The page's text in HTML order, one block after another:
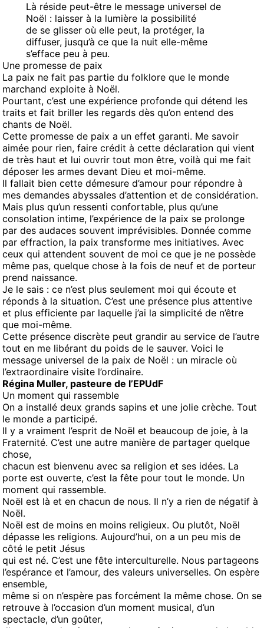
Là réside peut-être le message universel de
Noël : laisser à la lumière la possibilité
de se glisser où elle peut, la protéger, la
diffuser, jusqu’à ce que la nuit elle-même
s’efface peu à peu.
Une promesse de paix
La paix ne fait pas partie du folklore que le monde
marchand exploite à Noël.
Pourtant, c’est une expérience profonde qui détend les
traits et fait briller les regards dès qu’on entend des
chants de Noël.
Cette promesse de paix a un effet garanti. Me savoir
aimée pour rien, faire crédit à cette déclaration qui vient
de très haut et lui ouvrir tout mon être, voilà qui me fait
déposer les armes devant Dieu et moi-même.
Il fallait bien cette démesure d’amour pour répondre à
mes demandes abyssales d’attention et de considération.
Mais plus qu’un ressenti confortable, plus qu’une
consolation intime, l’expérience de la paix se prolonge
par des audaces souvent imprévisibles. Donnée comme
par effraction, la paix transforme mes initiatives. Avec
ceux qui attendent souvent de moi ce que je ne possède
même pas, quelque chose à la fois de neuf et de porteur
prend naissance.
Je le sais : ce n’est plus seulement moi qui écoute et
réponds à la situation. C’est une présence plus attentive
et plus efficiente par laquelle j’ai la simplicité de n’être
que moi-même.
Cette présence discrète peut grandir au service de l’autre
tout en me libérant du poids de le sauver. Voici le
message universel de la paix de Noël : un miracle où
l’extraordinaire visite l’ordinaire.
Régina Muller, pasteure de l’EPUdF
Un moment qui rassemble
On a installé deux grands sapins et une jolie crèche. Tout
le monde a participé.
Il y a vraiment l’esprit de Noël et beaucoup de joie, à la
Fraternité. C’est une autre manière de partager quelque
chose,
chacun est bienvenu avec sa religion et ses idées. La
porte est ouverte, c’est la fête pour tout le monde. Un
moment qui rassemble.
Noël est là et en chacun de nous. Il n’y a rien de négatif à
Noël.
Noël est de moins en moins religieux. Ou plutôt, Noël
dépasse les religions. Aujourd’hui, on a un peu mis de
côté le petit Jésus
qui est né. C’est une fête interculturelle. Nous partageons
l’espérance et l’amour, des valeurs universelles. On espère
ensemble,
même si on n’espère pas forcément la même chose. On se
retrouve à l’occasion d’un moment musical, d’un
spectacle, d’un goûter,